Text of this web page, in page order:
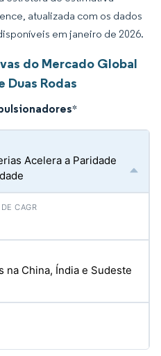
atualizada com os dados
em janeiro de 2026.
do Mercado Global
Duas Rodas
*
Acelera a Paridade
na China, Índia e Sudeste